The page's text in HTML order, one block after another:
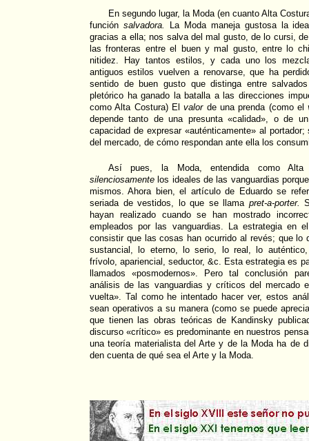
En segundo lugar, la Moda (en cuanto Alta
función salvadora.
La Moda maneja gustosa la
gracias a ella; nos salva del mal gusto, de lo cursi,
las fronteras entre el buen y mal gusto, entre lo
nitidez. Hay tantos estilos, y cada uno los
antiguos estilos vuelven a renovarse, que ha
sentido de buen gusto que distinga entre
pletórico ha ganado la batalla a las direcciones
como Alta Costura) Elvalorde una prenda (como el
depende tanto de una presunta «calidad», o de
capacidad de expresar «auténticamente» al
del mercado, de cómo respondan ante ella los
Así pues, la Moda, entendida como Alta
silenciosamente los ideales de las vanguardias
mismos. Ahora bien, el artículo de Eduardo se
seriada de vestidos, lo que se llama pret-a-porter.
hayan realizado cuando se han mostrado
empleados por las vanguardias. La estrategia en
consistir que las cosas han ocurrido al revés; que lo
sustancial, lo eterno, lo serio, lo real, lo
frívolo, apariencial, seductor, &c. Esta estrategia es
llamados «posmodernos». Pero tal conclusión
análisis de las vanguardias y críticos del mercado
vuelta». Tal como he intentado hacer ver, estos
sean operativos a su manera (como se puede
que tienen las obras teóricas de Kandinsky
discurso «crítico» es predominante en nuestros
una teoría materialista del Arte y de la Moda ha de
den cuenta de qué sea el Arte y la Moda.